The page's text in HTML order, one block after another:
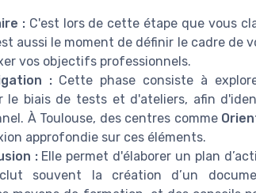
: C'est lors de cette étape que vous
aussi le moment de définir le cadre
vos objectifs professionnels.
: Cette phase consiste à
le biais de tests et d'ateliers, afin
À Toulouse, des centres comme
approfondie sur ces éléments.
: Elle permet d'élaborer un plan
souvent la création d’un